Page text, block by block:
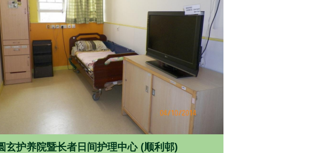
玄护养院暨长者日间护理中心 (顺利邨)